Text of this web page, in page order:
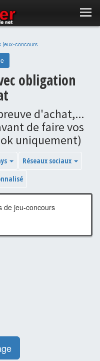
jeux-concours
obligation
d'achat,...
de faire vos
uniquement)
Réseaux sociaux
de jeu-concours